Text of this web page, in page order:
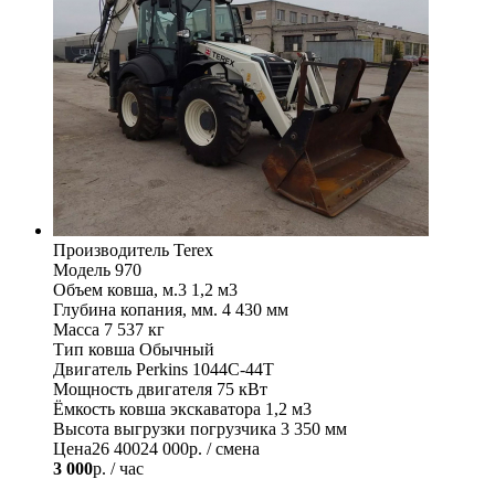
Производитель Terex
Модель 970
Объем ковша, м.3 1,2 м3
Глубина копания, мм. 4 430 мм
Масса 7 537 кг
Тип ковша Обычный
Двигатель Perkins 1044С-44Т
Мощность двигателя 75 кВт
Ёмкость ковша экскаватора 1,2 м3
Высота выгрузки погрузчика 3 350 мм
Цена26 40024 000р. / смена
3 000р. / час